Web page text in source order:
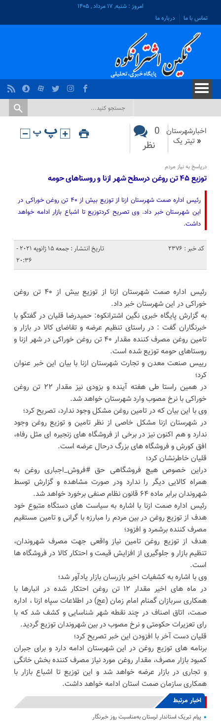
امروز : شنبه, ۱۷ مرداد , ۱۴۰۵
تماس با ما
درباره ما
اخبارشهرستان
« تیتر یک
0
نظر
درپاسخ به نیاز مردم
توزیع ‌۴۵ تن روغن درسطح شهر ازنا و روستاهای حومه
رئیس اداره صمت شهرستان ازنا از توزیع بیش از ۴۰ تن روغن خوراکی در
این شهرستان خبر داد. وی تصریح کرد‌توزیع تا اشباع بازار ادامه خواهد
داشت.
کد خبر : 2376
تاریخ انتشار : جمعه 15 ژانویه 2021 -
20:36
رئیس اداره صمت شهرستان ازنا از توزیع بیش از ۴۰ تن روغن
خوراکی در این شهرستان خبر داد.
به گزارش پایگاه خبری نگین اشترانکوه: حمیدرضا قلیان در گفتگو با
خبرنگاران گفت : در راستای تنظیم عرضه و تقاضای کالا در بازار و
تامین روغن مصرف کننده مقدار ۴۰ تن روغن خوراکی در شهر ازنا و
روستاهای حومه توزیع شده است.
رییس صنعت معدن و تجارت شهرستان ازنا با بیان این خبر عنوان
کرد؛
در همین راستا طی هفته آینده و بزودی نیز مقدار ۲۲ تن روغن
خوراکی با نرخ مصوب وارد شهرستان خواهد شد.
وی با این بیان که در تامین روغن مشکل وجود ندارد، تصریح کرد؛
در شهرستان ازنا مشکل خاصی از نظر تامین و توزیع روغن وجود
ندارد و هم اکنون نیز در برخی از فروشگاه های زنجیره ای مثل رفاه،
افق کورش و فروشگاه های بزرگ درحال عرضه است.
قلیان خاطرنشان کرد؛
دراین خصوص هیچ فروشگاهی حق #فروش_اجباری روغن به
همراه کالایی دیگر را ندارد ودر صورت مشاهده و گزارش توسط
شهروندان برابر ماده ۶۴ قانون نظام صنفی برخورد خواهد شد.
رئیس اداره صمت ازنا با اشاره به سیاست های دستگاه متبوع خود
هدف از توزیع روغن در بین مردم را مبارزه با گرانی و تامین مستقیم
مصرف کننده برشمرد و افزود؛
هدف از توزیع روغن تامین نیاز واقعی جهت مصرف شهروندان،
تنظیم بازار و جلوگیری از افزایش قیمت و احتکار کالا در فروشگاه ها
است.
وی با اشاره به کشفیات اخیر بازرسان بازار یادآور شد؛
در ماه های اخیر مقدار ۱۲ تن روغن احتکار شده در انبارها با
همکاری سربازان گمنام امام زمان (عج) در اطلاعات سپاه ازنا ، اداره
صمت، اتاق اصناف در چند نقطه شهر شناسایی و کشف شد که با
رای تعزیرات حکومتی و نرخ مصوب در بین شهروندان توزیع گردید.
قلیان دست آخر با افزودن این خبر تصریح کرد؛
برنامه های توزیع روغن در این شهرستان ادامه دارد و برای جبران
کمبود بازار مصرف، مقدار روغن مورد نیاز مصرف کننده بخش خانگی
و تجاری در بازار عرضه خواهد شد و این توزیع تا اشباع بازار با
همکاری سازمان صمت استان ادامه خواهد داشت.
اخبار مرتبط
پیام تبریک استاندار لرستان به‌مناسبت روز خبرنگار